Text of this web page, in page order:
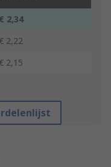
€ 2,34
€ 2,22
€ 2,15